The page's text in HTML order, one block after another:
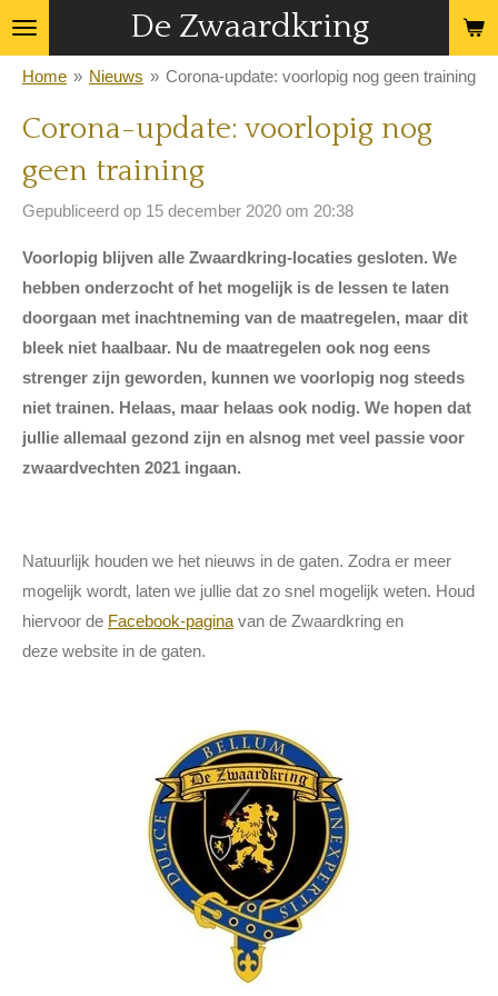
Ga
direct
naar
de
De Zwaardkring
Home » Nieuws » Corona-update: voorlopig nog geen training
Corona-update: voorlopig nog
geen training
Gepubliceerd op 15 december 2020 om 20:38
Voorlopig blijven alle Zwaardkring-locaties gesloten. We
hebben onderzocht of het mogelijk is de lessen te laten
doorgaan met inachtneming van de maatregelen, maar dit
bleek niet haalbaar. Nu de maatregelen ook nog eens
strenger zijn geworden, kunnen we voorlopig nog steeds
niet trainen. Helaas, maar helaas ook nodig. We hopen dat
jullie allemaal gezond zijn en alsnog met veel passie voor
zwaardvechten 2021 ingaan.
Natuurlijk houden we het nieuws in de gaten. Zodra er meer
mogelijk wordt, laten we jullie dat zo snel mogelijk weten. Houd
hiervoor de Facebook-pagina van de Zwaardkring en
deze website in de gaten.